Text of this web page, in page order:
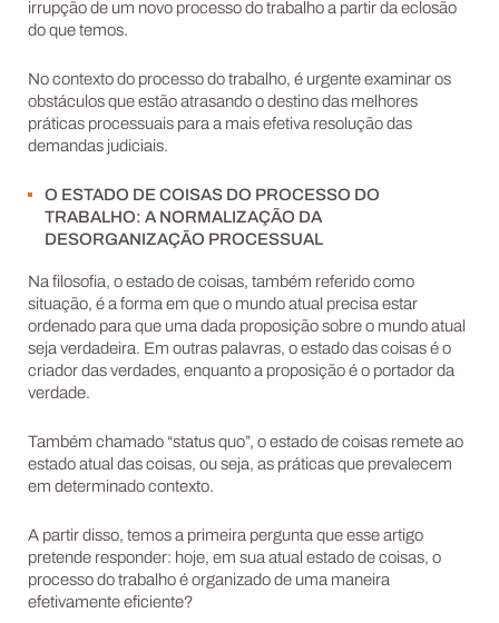
irrupção de um novo processo do trabalho a partir da eclosão
do que temos.
No contexto do processo do trabalho, é urgente examinar os
obstáculos que estão atrasando o destino das melhores
práticas processuais para a mais efetiva resolução das
demandas judiciais.
O ESTADO DE COISAS DO PROCESSO DO
TRABALHO: A NORMALIZAÇÃO DA
DESORGANIZAÇÃO PROCESSUAL
Na filosofia, o estado de coisas, também referido como
situação, é a forma em que o mundo atual precisa estar
ordenado para que uma dada proposição sobre o mundo atual
seja verdadeira. Em outras palavras, o estado das coisas é o
criador das verdades, enquanto a proposição é o portador da
verdade.
Também chamado “status quo”, o estado de coisas remete ao
estado atual das coisas, ou seja, as práticas que prevalecem
em determinado contexto.
A partir disso, temos a primeira pergunta que esse artigo
pretende responder: hoje, em sua atual estado de coisas, o
processo do trabalho é organizado de uma maneira
efetivamente eficiente?